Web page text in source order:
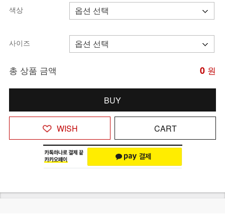
색상
사이즈
총 상품 금액 0 원
BUY
WISH CART